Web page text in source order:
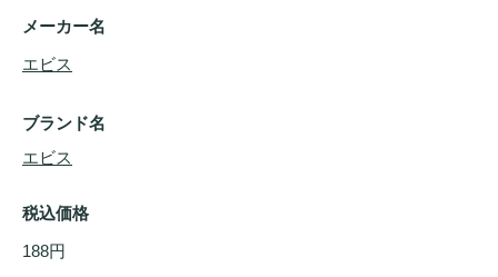
メーカー名
エビス
ブランド名
エビス
税込価格
188円